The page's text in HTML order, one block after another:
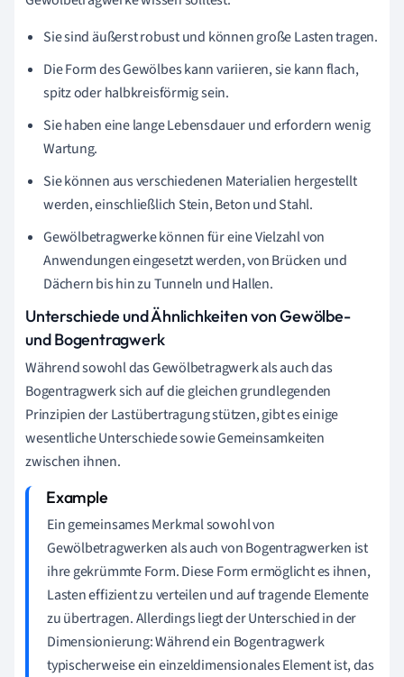
Sie sind äußerst robust und können große Lasten tragen.
Die Form des Gewölbes kann variieren, sie kann flach,
spitz oder halbkreisförmig sein.
Sie haben eine lange Lebensdauer und erfordern wenig
Wartung.
Sie können aus verschiedenen Materialien hergestellt
werden, einschließlich Stein, Beton und Stahl.
Gewölbetragwerke können für eine Vielzahl von
Anwendungen eingesetzt werden, von Brücken und
Dächern bis hin zu Tunneln und Hallen.
Unterschiede und Ähnlichkeiten von Gewölbe-
und Bogentragwerk
Während sowohl das Gewölbetragwerk als auch das
Bogentragwerk sich auf die gleichen grundlegenden
Prinzipien der Lastübertragung stützen, gibt es einige
wesentliche Unterschiede sowie Gemeinsamkeiten
zwischen ihnen.
Ein gemeinsames Merkmal sowohl von
Gewölbetragwerken als auch von Bogentragwerken ist
ihre gekrümmte Form. Diese Form ermöglicht es ihnen,
Lasten effizient zu verteilen und auf tragende Elemente
zu übertragen. Allerdings liegt der Unterschied in der
Dimensionierung: Während ein Bogentragwerk
typischerweise ein einzeldimensionales Element ist, das